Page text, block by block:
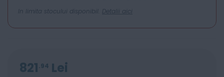
In limita stocului disponibil. Detalii aici
821 94 Lei